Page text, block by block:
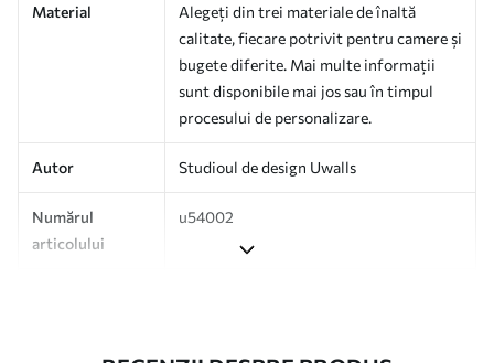
Material
Alegeți din trei materiale de înaltă
calitate, fiecare potrivit pentru camere și
bugete diferite. Mai multe informații
sunt disponibile mai jos sau în timpul
procesului de personalizare.
Autor Studioul de design Uwalls
Numărul
articolului
u54002